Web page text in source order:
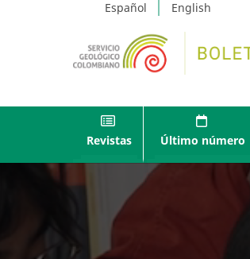
Español English
Revistas Último número